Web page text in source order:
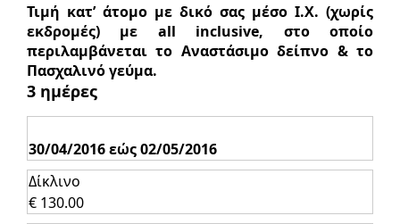
Τιμή κατ’ άτομο με δικό σας μέσο Ι.Χ. (χωρίς
εκδρομές) με all inclusive, στο οποίο
περιλαμβάνεται το Αναστάσιμο δείπνο & το
Πασχαλινό γεύμα.
3 ημέρες
30/04/2016 εώς 02/05/2016
Δίκλινο
€ 130.00